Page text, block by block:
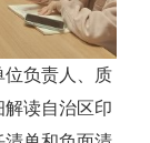
位负责人、质
读自治区印